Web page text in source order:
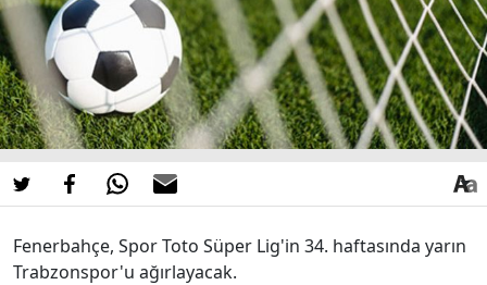
Fenerbahçe, Spor Toto Süper Lig'in 34. haftasında yarın
Trabzonspor'u ağırlayacak.